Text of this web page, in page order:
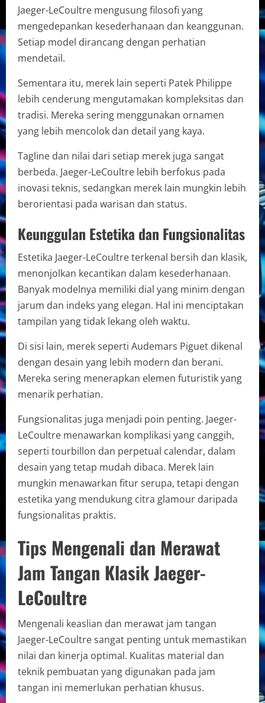
Jaeger-LeCoultre mengusung filosofi yang
mengedepankan kesederhanaan dan keanggunan.
Setiap model dirancang dengan perhatian
mendetail.
Sementara itu, merek lain seperti Patek Philippe
lebih cenderung mengutamakan kompleksitas dan
tradisi. Mereka sering menggunakan ornamen
yang lebih mencolok dan detail yang kaya.
Tagline dan nilai dari setiap merek juga sangat
berbeda. Jaeger-LeCoultre lebih berfokus pada
inovasi teknis, sedangkan merek lain mungkin lebih
berorientasi pada warisan dan status.
Keunggulan Estetika dan Fungsionalitas
Estetika Jaeger-LeCoultre terkenal bersih dan klasik,
menonjolkan kecantikan dalam kesederhanaan.
Banyak modelnya memiliki dial yang minim dengan
jarum dan indeks yang elegan. Hal ini menciptakan
tampilan yang tidak lekang oleh waktu.
Di sisi lain, merek seperti Audemars Piguet dikenal
dengan desain yang lebih modern dan berani.
Mereka sering menerapkan elemen futuristik yang
menarik perhatian.
Fungsionalitas juga menjadi poin penting. Jaeger-
LeCoultre menawarkan komplikasi yang canggih,
seperti tourbillon dan perpetual calendar, dalam
desain yang tetap mudah dibaca. Merek lain
mungkin menawarkan fitur serupa, tetapi dengan
estetika yang mendukung citra glamour daripada
fungsionalitas praktis.
Tips Mengenali dan Merawat
Jam Tangan Klasik Jaeger-
LeCoultre
Mengenali keaslian dan merawat jam tangan
Jaeger-LeCoultre sangat penting untuk memastikan
nilai dan kinerja optimal. Kualitas material dan
teknik pembuatan yang digunakan pada jam
tangan ini memerlukan perhatian khusus.